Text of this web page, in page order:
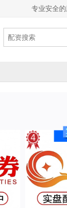
专业安全